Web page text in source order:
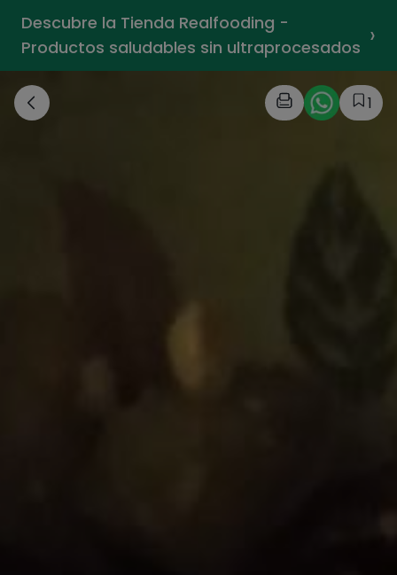
Descubre la Tienda Realfooding -
Productos saludables sin ultraprocesados ›
1